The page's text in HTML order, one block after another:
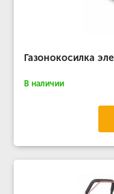
Газонокосилка
В наличии